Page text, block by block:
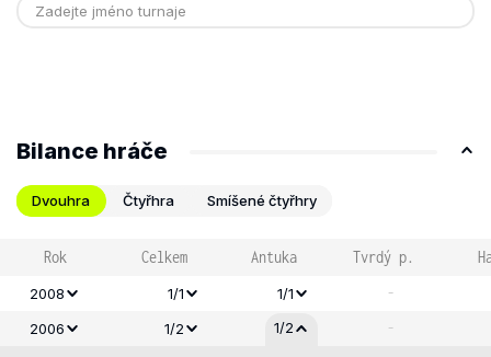
Bilance hráče
Dvouhra Čtyřhra Smíšené čtyřhry
Rok Celkem Antuka Tvrdý p.
2008 1/1 1/1 -
2006 1/2 1/2 -